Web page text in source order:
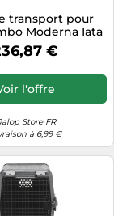
transport pour
Moderna Iata
91,3x64,3x68,7
cm
€
l'offre
Store FR
à 6,99 €